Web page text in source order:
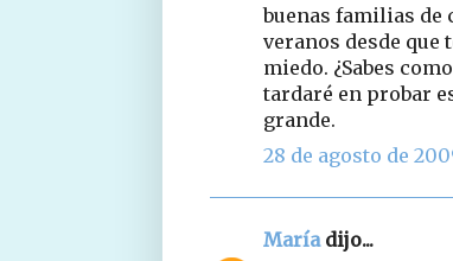
buenas familias de
veranos desde que
miedo. ¿Sabes
tardaré en probar
grande.
28 de agosto de
Maríadijo...